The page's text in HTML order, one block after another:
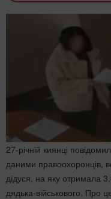
27-річній киянці
даними правоохоронців,
дідуся, на яку отримала
дядька-військового. Про